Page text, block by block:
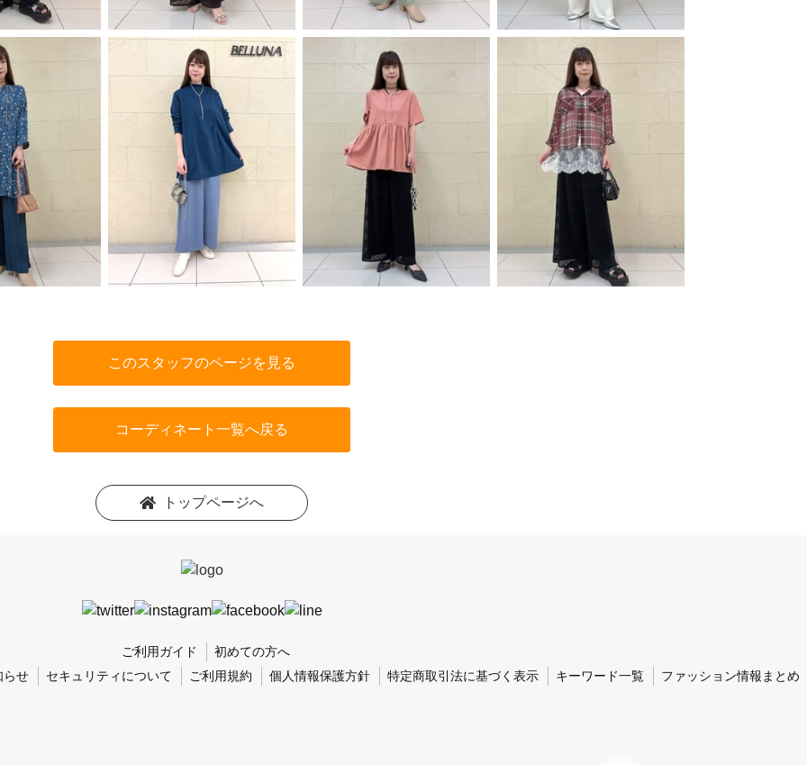
このスタッフのページを見る
コーディネート一覧へ戻る
トップページへ
ご利用ガイド
初めての方へ
らせ
セキュリティについて ご利用規約 個人情報保護方針 特定商取引法に基づく表示 キーワード一覧 ファッション情報まとめ